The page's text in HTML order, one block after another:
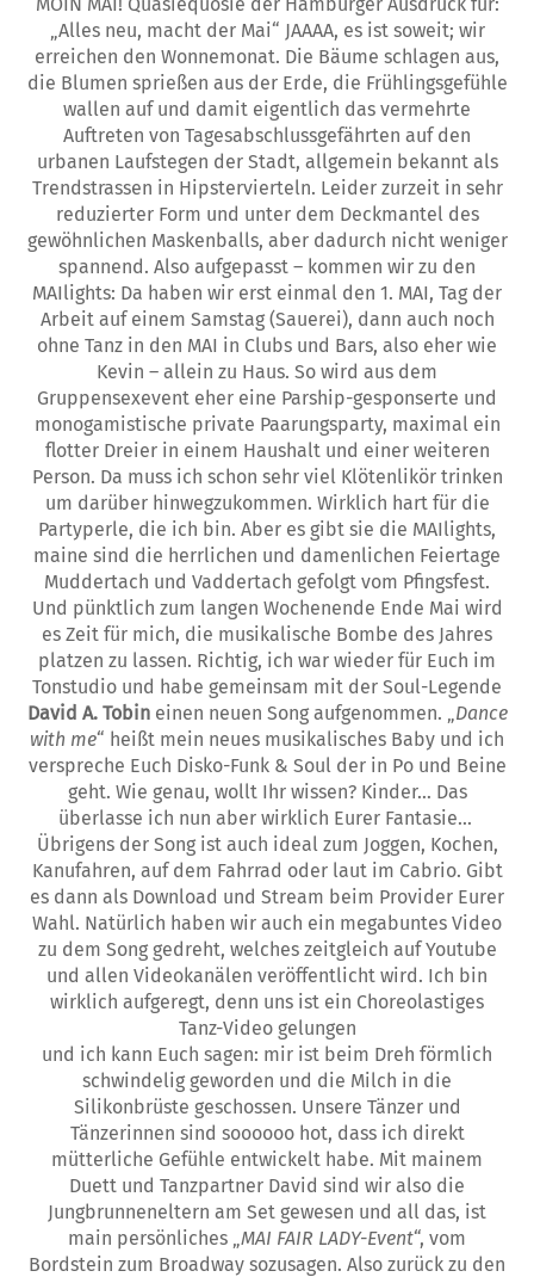
„Alles neu, macht der Mai“ JAAAA, es ist soweit; wir
erreichen den Wonnemonat. Die Bäume schlagen aus,
die Blumen sprießen aus der Erde, die Frühlingsgefühle
wallen auf und damit eigentlich das vermehrte
Auftreten von Tagesabschlussgefährten auf den
urbanen Laufstegen der Stadt, allgemein bekannt als
Trendstrassen in Hipstervierteln. Leider zurzeit in sehr
reduzierter Form und unter dem Deckmantel des
gewöhnlichen Maskenballs, aber dadurch nicht weniger
spannend. Also aufgepasst – kommen wir zu den
MAIlights: Da haben wir erst einmal den 1. MAI, Tag der
Arbeit auf einem Samstag (Sauerei), dann auch noch
ohne Tanz in den MAI in Clubs und Bars, also eher wie
Kevin – allein zu Haus. So wird aus dem
Gruppensexevent eher eine Parship-gesponserte und
monogamistische private Paarungsparty, maximal ein
flotter Dreier in einem Haushalt und einer weiteren
Person. Da muss ich schon sehr viel Klötenlikör trinken
um darüber hinwegzukommen. Wirklich hart für die
Partyperle, die ich bin. Aber es gibt sie die MAIlights,
maine sind die herrlichen und damenlichen Feiertage
Muddertach und Vaddertach gefolgt vom Pfingsfest.
Und pünktlich zum langen Wochenende Ende Mai wird
es Zeit für mich, die musikalische Bombe des Jahres
platzen zu lassen. Richtig, ich war wieder für Euch im
Tonstudio und habe gemeinsam mit der Soul-Legende
David A. Tobineinen neuen Song aufgenommen. „ Dance
with me“ heißt mein neues musikalisches Baby und ich
verspreche Euch Disko-Funk & Soul der in Po und Beine
geht. Wie genau, wollt Ihr wissen? Kinder… Das
überlasse ich nun aber wirklich Eurer Fantasie…
Übrigens der Song ist auch ideal zum Joggen, Kochen,
Kanufahren, auf dem Fahrrad oder laut im Cabrio. Gibt
es dann als Download und Stream beim Provider Eurer
Wahl. Natürlich haben wir auch ein megabuntes Video
zu dem Song gedreht, welches zeitgleich auf Youtube
und allen Videokanälen veröffentlicht wird. Ich bin
wirklich aufgeregt, denn uns ist ein Choreolastiges
Tanz-Video gelungen
und ich kann Euch sagen: mir ist beim Dreh förmlich
schwindelig geworden und die Milch in die
Silikonbrüste geschossen. Unsere Tänzer und
Tänzerinnen sind soooooo hot, dass ich direkt
mütterliche Gefühle entwickelt habe. Mit mainem
Duett und Tanzpartner David sind wir also die
Jungbrunneneltern am Set gewesen und all das, ist
main persönliches „ MAI FAIR LADY-Event“, vom
Bordstein zum Broadway sozusagen. Also zurück zu den